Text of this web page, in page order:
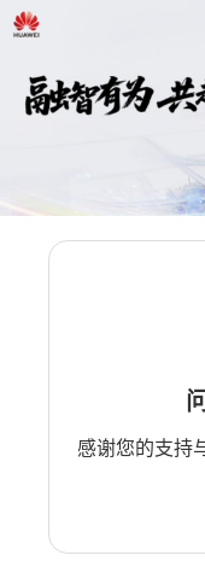
感谢您的支持